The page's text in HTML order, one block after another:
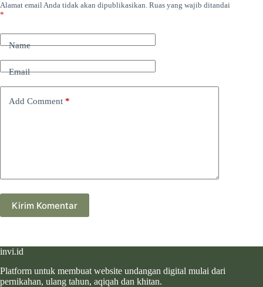
Alamat email Anda tidak akan dipublikasikan. Ruas yang wajib ditandai
*
Name
Email
Add Comment *
Kirim Komentar
invi.id
Platform untuk membuat website undangan digital mulai dari
pernikahan, ulang tahun, aqiqah dan khitan.